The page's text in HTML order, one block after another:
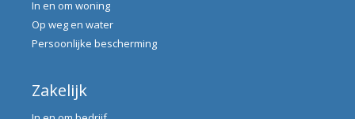
In en om woning
Op weg en water
Persoonlijke bescherming
Zakelijk